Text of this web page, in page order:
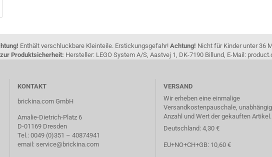
Enthält verschluckbare Kleinteile. Erstickungsgefahr! Achtung! Nicht für Kinder unter 36
Produktsicherheit: Hersteller: LEGO System A/S, Aastvej 1, DK-7190 Billund, E-Mail:
KONTAKT
brickina.com GmbH
Amalie-Dietrich-Platz 6
D-01169 Dresden
Tel.: 0049 (0)351 – 40874941
email: service@brickina.com
VERSAND
Wir erheben eine einmalige
Versandkostenpauschale,
Anzahl und Wert der gekauften Artikel.
Deutschland: 4,30 €
EU+NO+CH+GB: 10,60 €